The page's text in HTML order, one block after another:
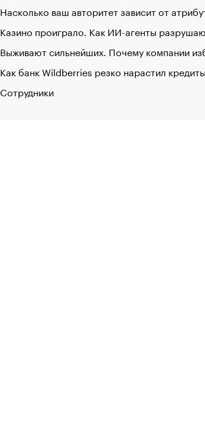
Насколько ваш авторитет зависит от
Казино проиграло. Как ИИ-агенты
Выживают сильнейших. Почему компании
Как банк Wildberries резко нарастил
Сотрудники